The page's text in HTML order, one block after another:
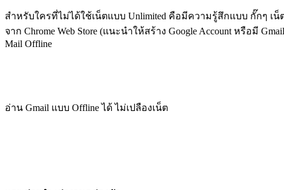
สำหรับใครที่ไม่ได้ใช้เน็ตแบบ Unlimited คือมีความรู้สึกแบบ กั๊กๆ เ
จาก Chrome Web Store (แนะนำให้สร้าง Google Account หรือมี
Mail Offline
อ่าน Gmail แบบ Offline ได้ ไม่เปลืองเน็ต